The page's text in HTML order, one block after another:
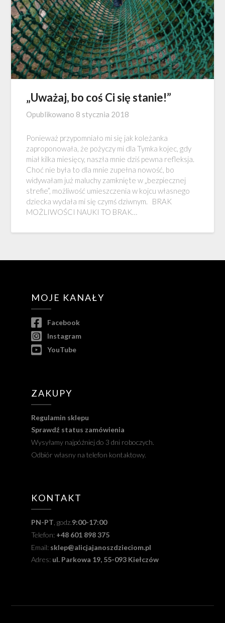
„Uważaj, bo coś Ci się stanie!”
Opublikowano 8 stycznia 2018
Ponieważ przypomniało mi się jak koleżanka
zaproponowała, że pożyczy mi dla Tymka kojec, gdy
miał kilka miesięcy, naszła mnie dziś pewna refleksja.
Choć nie była to dla mnie zupełna nowość, bo
widywałam już maluchy zamknięte w „bezpiecznej
strefie”, możliwość umieszczenia w kojcu własnego
dziecka wydała mi się czymś dziwnym. BRAK
MOŻLIWOŚCI NAUKI TO BRAK…
MOJE KANAŁY
Facebook
Instagram
YouTube
ZAKUPY
Regulamin sklepu
Sprawdź status zamówienia
Wysyłamy najpóźniej do 3 dni roboczych.
Odbiór własny na telefon kontaktowy.
KONTAKT
PN-PT , godz.9:00-17:00
Telefon: +48 601 898 375
Email: sklep@alicjajanoszdzieciom.pl
Adres: ul. Parkowa 19, 55-093 Kiełczów